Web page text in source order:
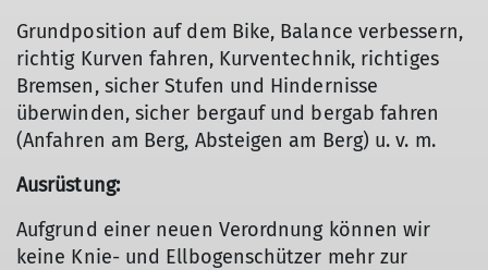
Grundposition auf dem Bike, Balance verbessern,
richtig Kurven fahren, Kurventechnik, richtiges
Bremsen, sicher Stufen und Hindernisse
überwinden, sicher bergauf und bergab fahren
(Anfahren am Berg, Absteigen am Berg) u. v. m.
Ausrüstung:
Aufgrund einer neuen Verordnung können wir
keine Knie- und Ellbogenschützer mehr zur